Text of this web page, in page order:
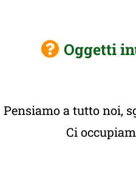
Oggetti
Pensiamo a tutto noi,
Ci